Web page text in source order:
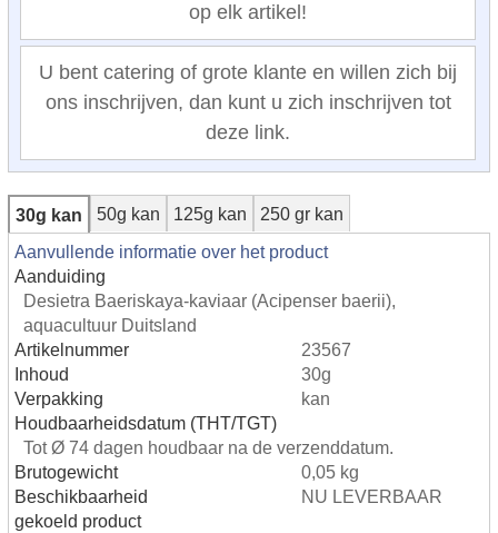
op elk artikel!
U bent catering of grote klante en willen zich bij
ons inschrijven, dan kunt u zich inschrijven tot
deze link.
30g kan 50g kan 125g kan
250 gr kan
Aanvullende informatie over het product
Aanduiding
Desietra Baeriskaya-kaviaar (Acipenser baerii),
aquacultuur Duitsland
Artikelnummer
23567
Inhoud
30g
Verpakking
kan
Houdbaarheidsdatum (THT/TGT)
Tot Ø 74 dagen houdbaar na de verzenddatum.
Brutogewicht
0,05 kg
Beschikbaarheid
NU LEVERBAAR
gekoeld product